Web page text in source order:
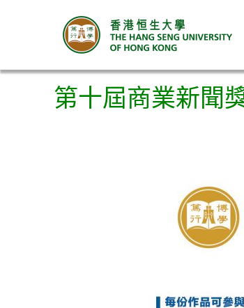
第十屆商業新聞